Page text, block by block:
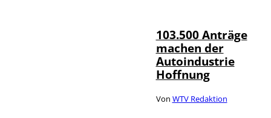
103.500 Anträge
machen der
Autoindustrie
Hoffnung
Von WTV Redaktion